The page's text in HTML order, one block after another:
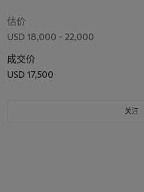
估价
USD 18,000 - 22,000
成交价
USD 17,500
关注